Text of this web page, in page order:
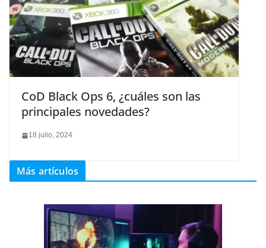
CoD Black Ops 6, ¿cuáles son las
principales novedades?
18 julio, 2024
Más artículos